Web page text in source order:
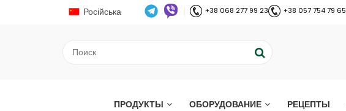
Російська +38 068 277 99 23 +38 057 754 79 65
ПРОДУКТЫ ОБОРУДОВАНИЕ РЕЦЕПТЫ